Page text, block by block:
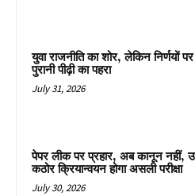
युवा राजनीति का शोर, लेकिन निर्णयों
पुरानी पीढ़ी का पहरा
July 31, 2026
पेपर लीक पर प्रहार, अब कानून नहीं,
कठोर क्रियान्वयन होगा असली परीक्षा
July 30, 2026